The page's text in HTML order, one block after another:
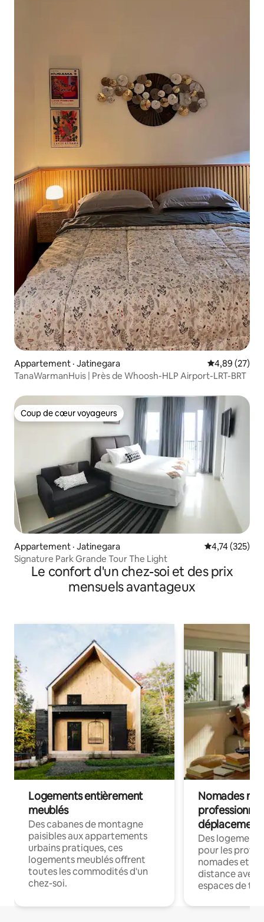
Appartement · Jatinegara Note
4,89 (27)
TanaWarmanHuis | Près de Whoosh-HLP Airport-LRT-BRT
Coup de cœur voyageurs
Coup de cœur voyageurs
Appartement · Jatinegara Note
4,74 (325)
Signature Park Grande Tour The Light
Le confort d'un chez-soi et des prix
mensuels avantageux
Logements entièrement
meublés
Des cabanes de montagne
paisibles aux appartements
urbains pratiques, ces
logements meublés offrent
toutes les commodités d'un
chez-soi.
Nomades
déplacement
Des
pour les
nomades et
distance avec
espaces de